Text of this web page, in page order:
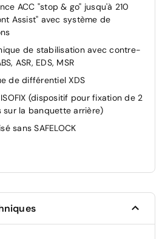
ACC "stop & go" jusqu'à 210
Assist" avec système de
de stabilisation avec contre-
ASR, EDS, MSR
de différentiel XDS
(dispositif pour fixation de 2
sur la banquette arrière)
sans SAFELOCK
périmétrique "Front Assist",
City (pour régulateur
jusqu'à 210 km/h)
de l'état des pneus
halogènes et clignotants sous